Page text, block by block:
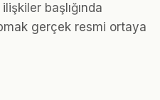
başlığında
gerçek resmi ortaya